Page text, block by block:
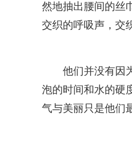
然地抽出腰间的丝
交织的呼吸声，交
他们并没有因
泡的时间和水的硬
气与美丽只是他们